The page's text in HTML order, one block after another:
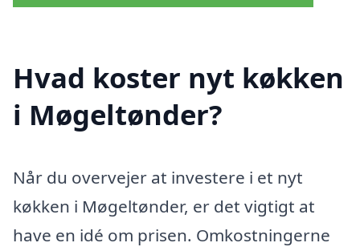
Hvad koster nyt køkken
i Møgeltønder?
Når du overvejer at investere i et nyt
køkken i Møgeltønder, er det vigtigt at
have en idé om prisen. Omkostningerne